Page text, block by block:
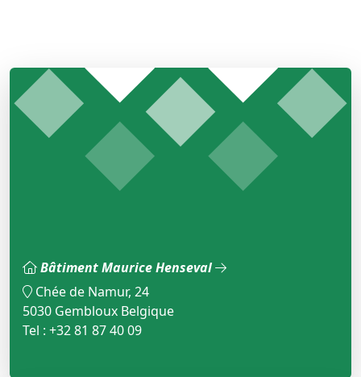
Bâtiment Maurice Henseval
Chée de Namur, 24
5030 Gembloux Belgique
Tel : +32 81 87 40 09